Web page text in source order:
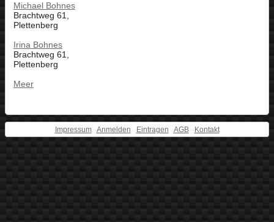
Michael Bohnes
Brachtweg 61,
Plettenberg
Irina Bohnes
Brachtweg 61,
Plettenberg
Meer
Impressum Anmelden Eintragen AGB Kontakt